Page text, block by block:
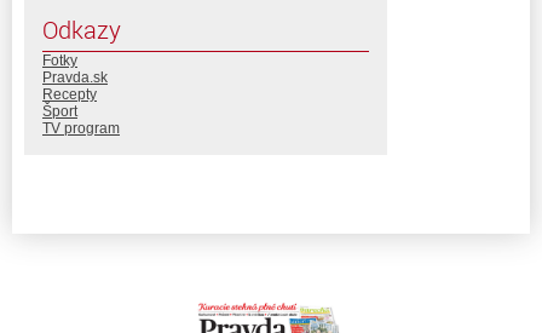
Odkazy
Fotky
Pravda.sk
Recepty
Šport
TV program